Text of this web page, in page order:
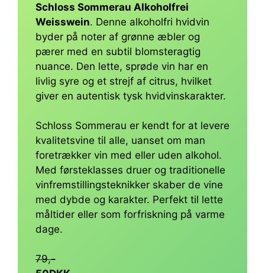
Schloss Sommerau Alkoholfrei
Weisswein. Denne alkoholfri hvidvin
byder på noter af grønne æbler og
pærer med en subtil blomsteragtig
nuance. Den lette, sprøde vin har en
livlig syre og et strejf af citrus, hvilket
giver en autentisk tysk hvidvinskarakter.
Schloss Sommerau er kendt for at levere
kvalitetsvine til alle, uanset om man
foretrækker vin med eller uden alkohol.
Med førsteklasses druer og traditionelle
vinfremstillingsteknikker skaber de vine
med dybde og karakter. Perfekt til lette
måltider eller som forfriskning på varme
dage.
79,-